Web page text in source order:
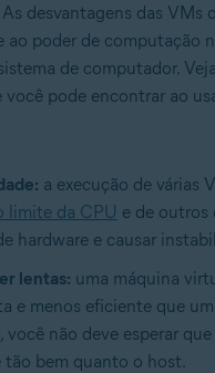
desvantagens das VMs
ao poder de computação
de computador.
você pode encontrar ao
a execução de várias
limite da CPU e de outros
hardware e causar
lentas: uma máquina
e menos eficiente que
você não deve esperar
tão bem quanto o host.